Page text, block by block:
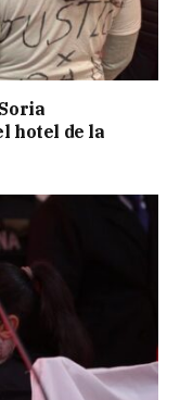
hotel de la